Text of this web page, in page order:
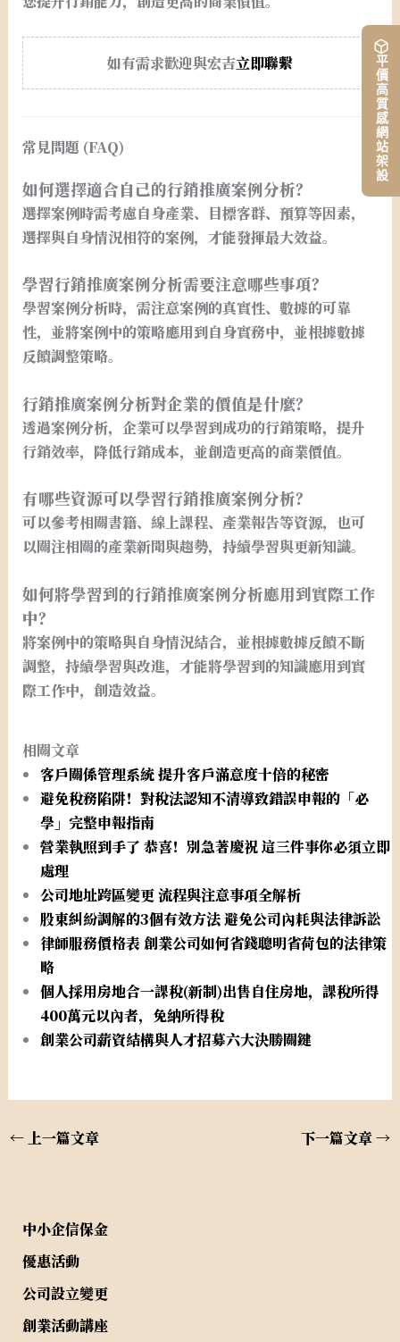
平價高質感網站架設
如有需求歡迎與宏吉立即聯繫
常見問題 (FAQ)
如何選擇適合自己的行銷推廣案例分析？
選擇案例時需考慮自身產業、目標客群、預算等因素，
選擇與自身情況相符的案例，才能發揮最大效益。
學習行銷推廣案例分析需要注意哪些事項？
學習案例分析時，需注意案例的真實性、數據的可靠
性，並將案例中的策略應用到自身實務中，並根據數據
反饋調整策略。
行銷推廣案例分析對企業的價值是什麼？
透過案例分析，企業可以學習到成功的行銷策略，提升
行銷效率，降低行銷成本，並創造更高的商業價值。
有哪些資源可以學習行銷推廣案例分析？
可以參考相關書籍、線上課程、產業報告等資源，也可
以關注相關的產業新聞與趨勢，持續學習與更新知識。
如何將學習到的行銷推廣案例分析應用到實際工作
中？
將案例中的策略與自身情況結合，並根據數據反饋不斷
調整，持續學習與改進，才能將學習到的知識應用到實
際工作中，創造效益。
相關文章
客戶關係管理系統 提升客戶滿意度十倍的秘密
避免稅務陷阱！對稅法認知不清導致錯誤申報的「必
學」完整申報指南
營業執照到手了 恭喜！別急著慶祝 這三件事你必須立即
處理
公司地址跨區變更 流程與注意事項全解析
股東糾紛調解的3個有效方法 避免公司內耗與法律訴訟
律師服務價格表 創業公司如何省錢聰明省荷包的法律策
略
個人採用房地合一課稅(新制)出售自住房地，課稅所得
400萬元以內者，免納所得稅
創業公司薪資結構與人才招募六大決勝關鍵
←上一篇文章 下一篇文章→
中小企信保金
優惠活動
公司設立變更
創業活動講座